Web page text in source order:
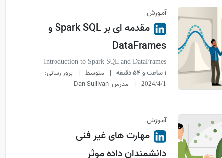
آمـوزش
مقدمه ای بر Spark SQL و
DataFrames
Introduction to Spark SQL and DataFrames
1 ساعت و 54 دقیقه | متوسط | بروز رسانی:
2024/4/1
| مدرس:Dan Sullivan
آمـوزش
مهارت های غیر فنی
دانشمندان داده موثر